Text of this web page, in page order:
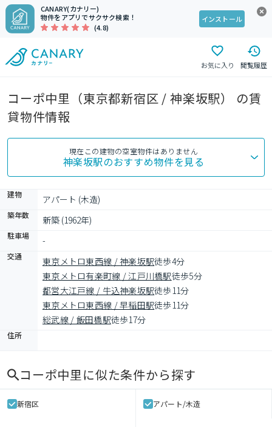
CANARY(カナリー)
物件をアプリでサクサク検索！
(4.8)
インストール
お気に入り 閲覧履歴
コーポ中里（東京都新宿区 / 神楽坂駅） の賃
貸物件情報
現在この建物の空室物件はありません
神楽坂駅のおすすめ物件を見る
建物 アパート (木造)
築年数 新築 (1962年)
駐車場 -
交通 東京メトロ東西線 / 神楽坂駅徒歩4分
東京メトロ有楽町線 / 江戸川橋駅徒歩5分
都営大江戸線 / 牛込神楽坂駅徒歩11分
東京メトロ東西線 / 早稲田駅徒歩11分
総武線 / 飯田橋駅徒歩17分
住所
コーポ中里に似た条件から探す
新宿区 アパート/木造